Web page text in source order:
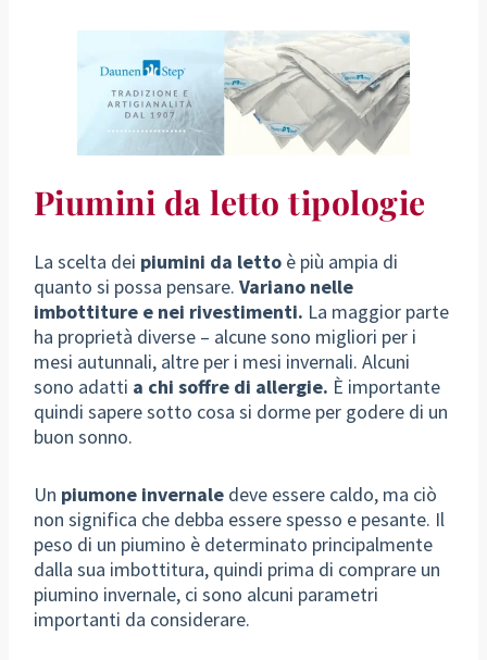
Piumini da letto tipologie
La scelta dei piumini da lettoè più ampia di
quanto si possa pensare. Variano nelle
imbottiture e nei rivestimenti. La maggior parte
ha proprietà diverse – alcune sono migliori per i
mesi autunnali, altre per i mesi invernali. Alcuni
sono adatti a chi soffre di allergie. È importante
quindi sapere sotto cosa si dorme per godere di un
buon sonno.
Un piumone invernaledeve essere caldo, ma ciò
non significa che debba essere spesso e pesante. Il
peso di un piumino è determinato principalmente
dalla sua imbottitura, quindi prima di comprare un
piumino invernale, ci sono alcuni parametri
importanti da considerare.